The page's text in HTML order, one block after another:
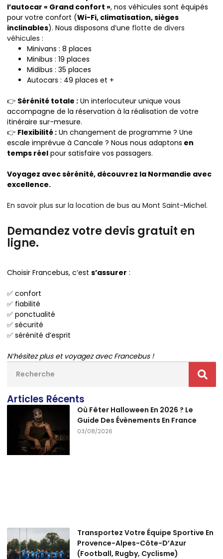
l’autocar « Grand confort », nos véhicules sont équipés
pour votre confort (Wi-Fi, climatisation, sièges
inclinables). Nous disposons d’une flotte de divers
véhicules :
Minivans : 8 places
Minibus : 19 places
Midibus : 35 places
Autocars : 49 places et +
👉 Sérénité totale : Un interlocuteur unique vous
accompagne de la réservation à la réalisation de votre
itinéraire sur-mesure.
👉 Flexibilité : Un changement de programme ? Une
escale imprévue à Cancale ? Nous nous adaptons en
temps réel pour satisfaire vos passagers.
Voyagez avec sérénité, découvrez la Normandie avec
excellence.
En savoir plus sur la location de bus au Mont Saint-Michel.
Demandez votre devis gratuit en
ligne.
Choisir Francebus, c’est s’assurer :
✅ confort
✅ fiabilité
✅ ponctualité
✅ sécurité
✅ sérénité d’esprit
N’hésitez plus et voyagez avec Francebus !
Articles Récents
Où Fêter Halloween En 2026 ? Le
Guide Des Évènements En France
03/08/2026
Transportez Votre Équipe Sportive En
Provence-Alpes-Côte-D’Azur
(Football, Rugby, Cyclisme)